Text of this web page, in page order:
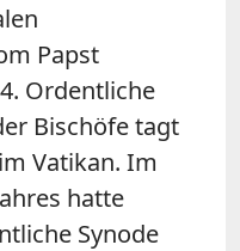
Papst
Ordentliche
Bischöfe tagt
Vatikan. Im
hatte
Synode